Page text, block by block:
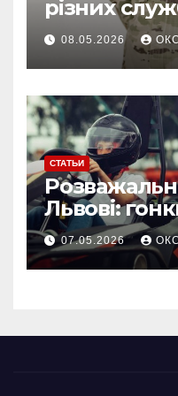
різних
08.05.2026
СТАТЬИ
Львові:
та дитячий
формат
07.05.2026